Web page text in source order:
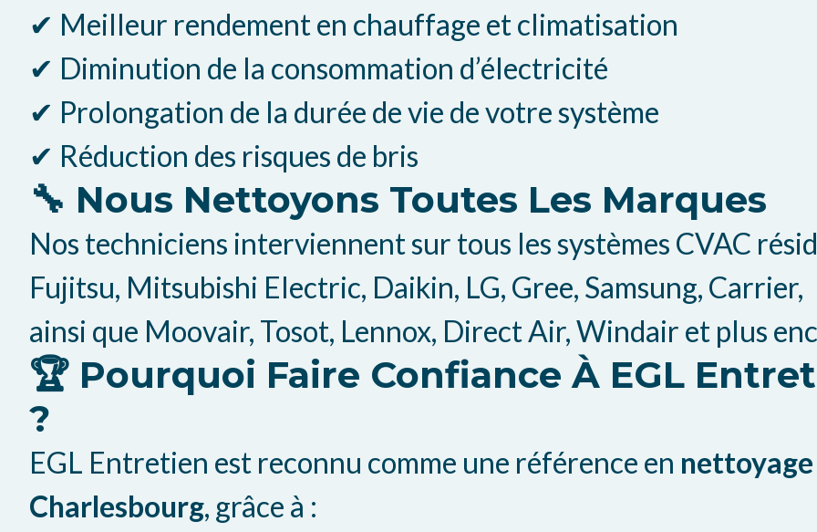
✔ Meilleur rendement en chauffage et climatisation
✔ Diminution de la consommation d’électricité
✔ Prolongation de la durée de vie de votre système
✔ Réduction des risques de bris
🔧 Nous Nettoyons Toutes Les Marques
Nos techniciens interviennent sur tous les systèmes CVAC
Fujitsu, Mitsubishi Electric, Daikin, LG, Gree, Samsung, Carrier,
ainsi que Moovair, Tosot, Lennox, Direct Air, Windair et plus
🏆 Pourquoi Faire Confiance À EGL
?
EGL Entretien est reconnu comme une référence en
Charlesbourg, grâce à :